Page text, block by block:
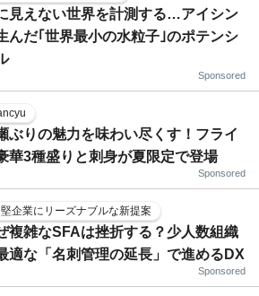
見えない世界を計測する…アイシン
んだ｢世界最小の水粒子｣のポテンシ
Sponsored
ぶりの魅力を味わい尽くす！フライ
華3種盛りと刺身が夏限定で登場
Sponsored
企業にリーズナブルな新提案
複雑なSFAは挫折する？少人数組織
適な「名刺管理の延長」で進めるDX
Sponsored